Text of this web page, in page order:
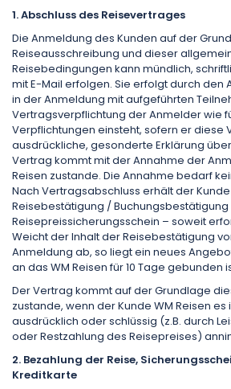
1. Abschluss des Reisevertrages
Die Anmeldung des Kunden auf der
Reiseausschreibung und dieser
Reisebedingungen kann mündlich,
mit E-Mail erfolgen. Sie erfolgt durch den
in der Anmeldung mit aufgeführten
Vertragsverpflichtung der Anmelder wie
Verpflichtungen einsteht, sofern er diese
ausdrückliche, gesonderte Erklärung
Vertrag kommt mit der Annahme der
Reisen zustande. Die Annahme bedarf
Nach Vertragsabschluss erhält der
Reisebestätigung /
Reisepreissicherungsschein – soweit
Weicht der Inhalt der Reisebestätigung
Anmeldung ab, so liegt ein neues
an das WM Reisen für 10 Tage gebunden
Der Vertrag kommt auf der Grundlage
zustande, wenn der Kunde WM Reisen
ausdrücklich oder schlüssig (z.B. durch
oder Restzahlung des Reisepreises)
2. Bezahlung der Reise,
Kreditkarte